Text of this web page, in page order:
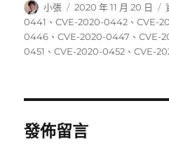
作
者
小張
發
佈
日
期:
2020 年 11 月 20 日
0441 、CVE-2020-0442 、CVE-
0446 、CVE-2020-0447 、CVE-
0451 、CVE-2020-0452 、CVE-
發佈留言